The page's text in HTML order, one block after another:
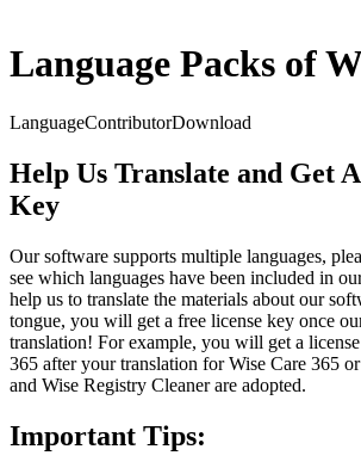
Language Packs of
LanguageContributorDownload
Help Us Translate and Get
Key
Our software supports multiple languages,
see which languages have been included in
help us to translate the materials about our
tongue, you will get a free license key once
translation! For example, you will get a
365 after your translation for Wise Care 365
and Wise Registry Cleaner are adopted.
Important Tips: